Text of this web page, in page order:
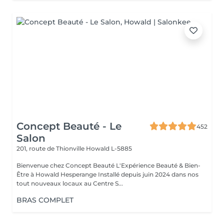
Concept Beauté - Le
Salon
452
201, route de Thionville Howald L-5885
Bienvenue chez Concept Beauté L'Expérience Beauté & Bien-
Être à Howald Hesperange Installé depuis juin 2024 dans nos
tout nouveaux locaux au Centre S...
BRAS COMPLET